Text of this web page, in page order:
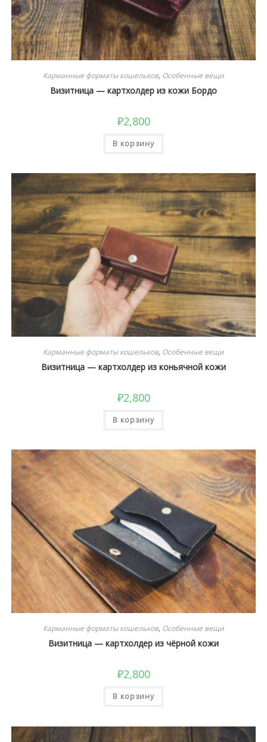
Карманные форматы кошельков, Особенные вещи
Визитница — картхолдер из кожи Бордо
₽2,800
В корзину
Карманные форматы кошельков, Особенные вещи
Визитница — картхолдер из коньячной кожи
₽2,800
В корзину
Карманные форматы кошельков, Особенные вещи
Визитница — картхолдер из чёрной кожи
₽2,800
В корзину